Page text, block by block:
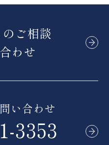
ご相談
わせ
い合わせ
3353